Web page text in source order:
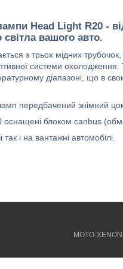
Head Light R20 -
світла вашого авто.
з трьох мідних трубочок,
системи
діапазоні, що в
передбачений знімний
блоком canbus
і на вантажні автомобілі.